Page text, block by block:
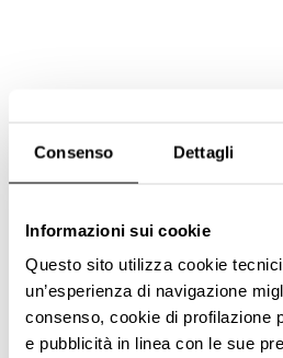
Consenso Dettagli
Informazioni sui cookie
Questo sito utilizza cookie
un’esperienza di navigazione
consenso, cookie di profilazione
e pubblicità in linea con le sue